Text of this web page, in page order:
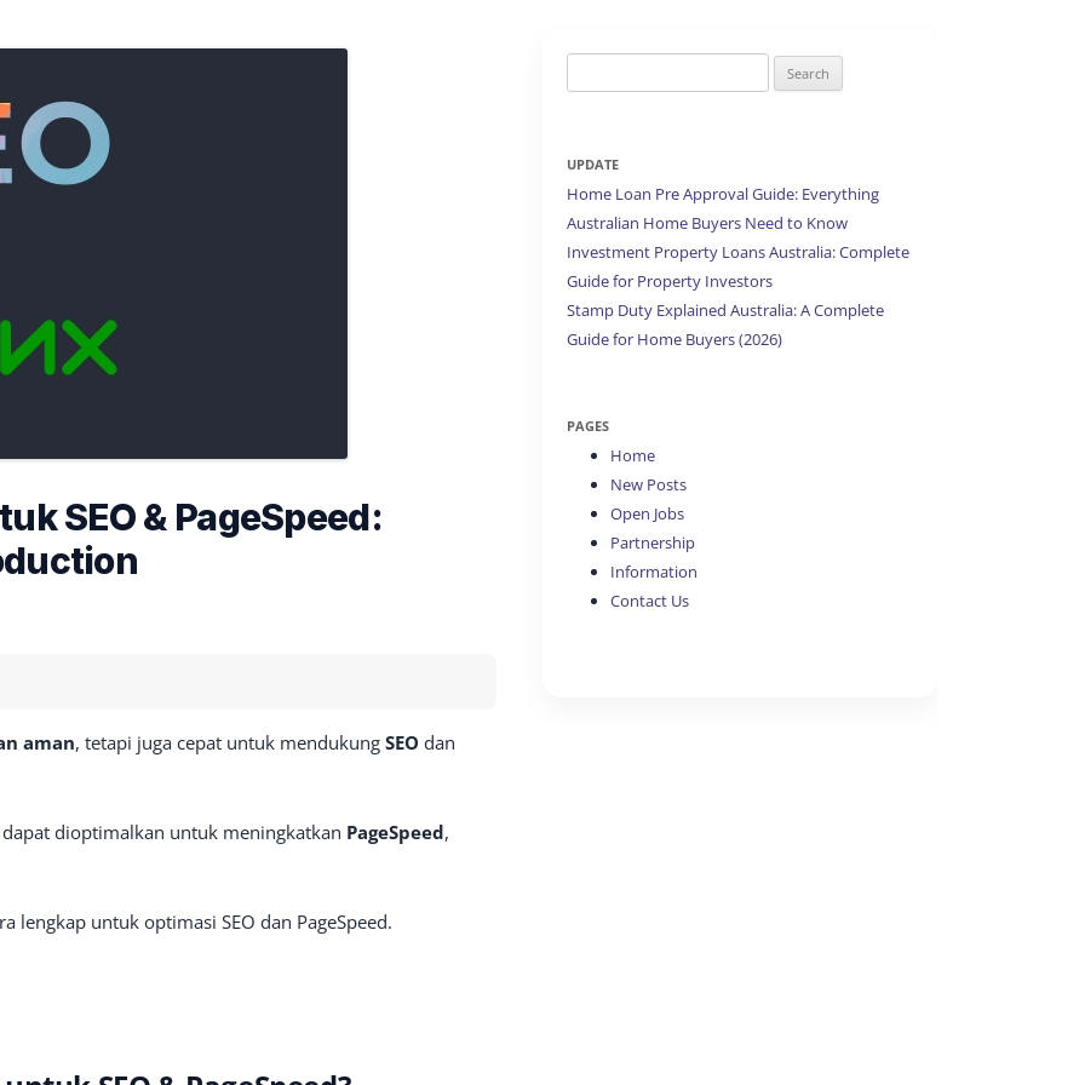
SEO & PageSpeed:
aman, tetapi juga cepat untuk mendukung SEO dan
dioptimalkan untuk meningkatkan PageSpeed,
lengkap untuk optimasi SEO dan PageSpeed.
for:
UPDATE
Home Loan Pre Approval Guide: Everything
Australian Home Buyers Need to Know
Investment Property Loans Australia: Complete
Guide for Property Investors
Stamp Duty Explained Australia: A Complete
Guide for Home Buyers (2026)
PAGES
Home
New Posts
Open Jobs
Partnership
Information
Contact Us